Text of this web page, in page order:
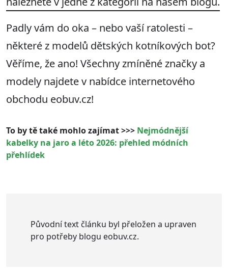
Padly vám do oka – nebo vaší ratolesti –
některé z modelů dětských kotníkových bot?
Věříme, že ano! Všechny zmíněné značky a
modely najdete v nabídce internetového
obchodu eobuv.cz!
To by tě také mohlo zajímat >>> Nejmódnější
kabelky na jaro a léto 2026: přehled módních
přehlídek
Původní text článku byl přeložen a upraven
pro potřeby blogu eobuv.cz.